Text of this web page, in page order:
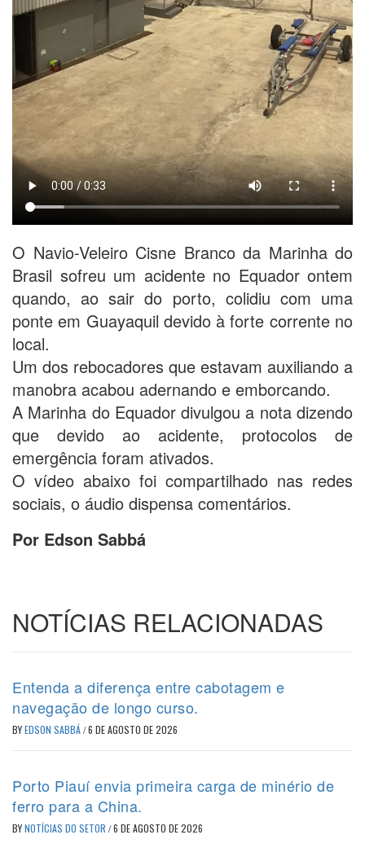
O Navio-Veleiro Cisne Branco da Marinha do
Brasil sofreu um acidente no Equador ontem
quando, ao sair do porto, colidiu com uma
ponte em Guayaquil devido à forte corrente no
local.
Um dos rebocadores que estavam auxiliando a
manobra acabou adernando e emborcando.
A Marinha do Equador divulgou a nota dizendo
que devido ao acidente, protocolos de
emergência foram ativados.
O vídeo abaixo foi compartilhado nas redes
sociais, o áudio dispensa comentários.
Por Edson Sabbá
NOTÍCIAS RELACIONADAS
Entenda a diferença entre cabotagem e
navegação de longo curso.
BYEDSON SABBÁ/6 DE AGOSTO DE 2026
Porto Piauí envia primeira carga de minério de
ferro para a China.
BYNOTÍCIAS DO SETOR /6 DE AGOSTO DE 2026